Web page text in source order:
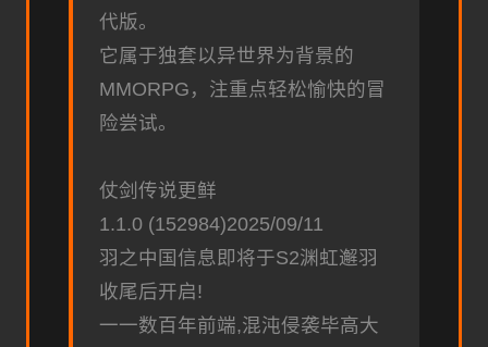
代版。
它属于独套以异世界为背景的
MMORPG，注重点轻松愉快的冒
险尝试。
仗剑传说更鲜
1.1.0 (152984)2025/09/11
羽之中国信息即将于S2渊虹邂羽
收尾后开启!
一一数百年前端,混沌侵袭毕高大